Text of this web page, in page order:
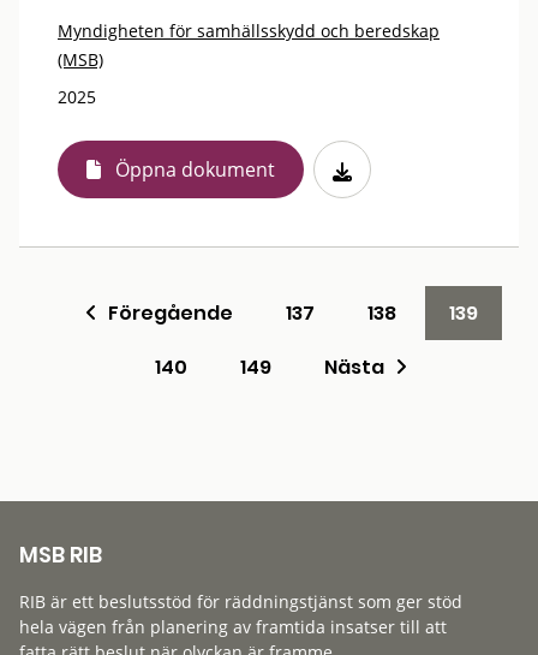
Myndigheten för samhällsskydd och beredskap
(MSB)
2025
Öppna dokument
Föregående 137 138
139
140
149 Nästa
MSB RIB
RIB är ett beslutsstöd för räddningstjänst som ger stöd
hela vägen från planering av framtida insatser till att